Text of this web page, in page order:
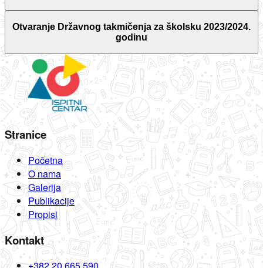
Otvaranje Državnog takmičenja za školsku 2023/2024.
godinu
Stranice
Početna
O nama
Galerija
Publikacije
Propisi
Kontakt